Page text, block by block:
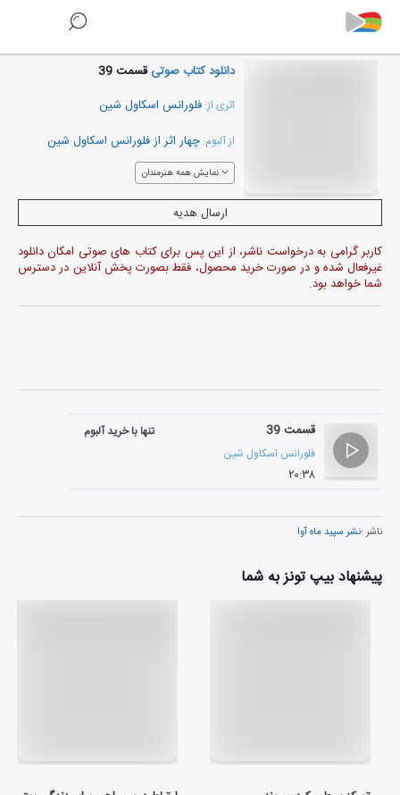
دانلود کتاب صوتیقسمت 39
اثری از: فلورانس اسکاول شین
از آلبوم: چهار اثر از فلورانس اسکاول شین
نمایش همه هنرمندان
ارسال هدیه
کاربر گرامی به درخواست ناشر، از این پس برای کتاب های صوتی امکان دانلود
غیرفعال شده و در صورت خرید محصول، فقط بصورت پخش آنلاین در دسترس
شما خواهد بود.
قسمت 39
فلورانس اسکاول شین
۲۰:۳۸
تنها با خرید آلبوم
ناشر :نشر سپید ماه آوا
پیشنهاد بیپ تونز به شما